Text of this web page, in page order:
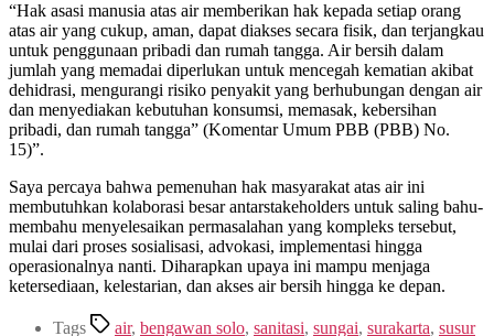
“Hak asasi manusia atas air memberikan hak kepada setiap orang
atas air yang cukup, aman, dapat diakses secara fisik, dan terjangkau
untuk penggunaan pribadi dan rumah tangga. Air bersih dalam
jumlah yang memadai diperlukan untuk mencegah kematian akibat
dehidrasi, mengurangi risiko penyakit yang berhubungan dengan air
dan menyediakan kebutuhan konsumsi, memasak, kebersihan
pribadi, dan rumah tangga” (Komentar Umum PBB (PBB) No.
15)”.
Saya percaya bahwa pemenuhan hak masyarakat atas air ini
membutuhkan kolaborasi besar antarstakeholders untuk saling bahu-
membahu menyelesaikan permasalahan yang kompleks tersebut,
mulai dari proses sosialisasi, advokasi, implementasi hingga
operasionalnya nanti. Diharapkan upaya ini mampu menjaga
ketersediaan, kelestarian, dan akses air bersih hingga ke depan.
Tags air, bengawan solo, sanitasi, sungai, surakarta, susur